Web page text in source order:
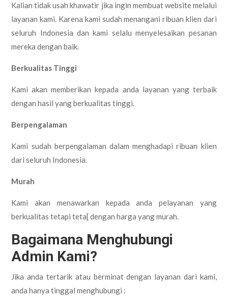
Kalian tidak usah khawatir jika ingin membuat website melalui
layanan kami. Karena kami sudah menangani ribuan klien dari
seluruh Indonesia dan kami selalu menyelesaikan pesanan
mereka dengan baik.
Berkualitas Tinggi
Kami akan memberikan kepada anda layanan yang terbaik
dengan hasil yang berkualitas tinggi.
Berpengalaman
Kami sudah berpengalaman dalam menghadapi ribuan klien
dari seluruh Indonesia.
Murah
Kami akan menawarkan kepada anda pelayanan yang
berkualitas tetapi teta[ dengan harga yang murah.
Bagaimana Menghubungi
Admin Kami?
Jika anda tertarik atau berminat dengan layanan dari kami,
anda hanya tinggal menghubungi :